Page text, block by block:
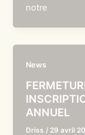
notre
News
ANNUEL
Driss / 29 avril